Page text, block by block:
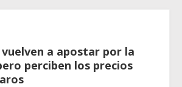
a apostar por la
perciben los precios